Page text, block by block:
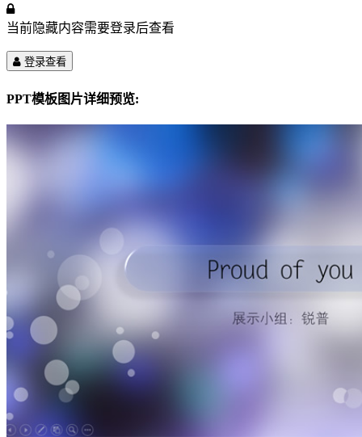
当前隐藏内容需要登录后查看
登录查看
PPT模板图片详细预览: